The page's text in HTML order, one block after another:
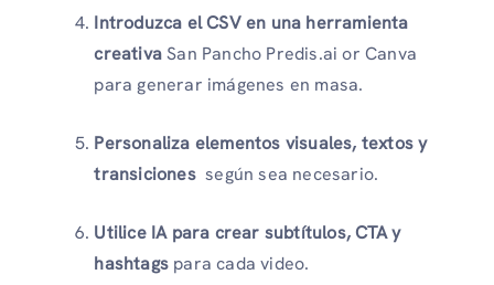
Introduzca el CSV en una herramienta
creativaSan Pancho Predis.ai or Canva
para generar imágenes en masa.
Personaliza elementos visuales, textos y
transicionessegún sea necesario.
Utilice IA para crear subtítulos, CTA y
hashtags para cada video.